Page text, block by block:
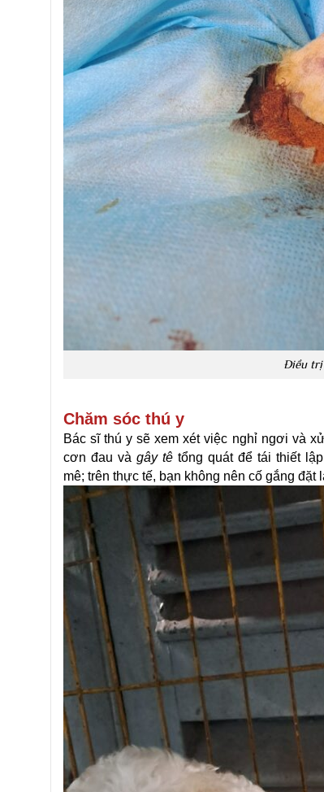
Điều trị
Chăm sóc thú y
Bác sĩ thú y sẽ xem xét việc nghỉ ngơi và
cơn đau và gây tê tổng quát để tái thiết
mê; trên thực tế, bạn không nên cố gắng đặt